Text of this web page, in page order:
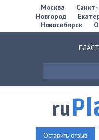
Москва
Новгород
Новосибирск
ru
Оставить отзыв